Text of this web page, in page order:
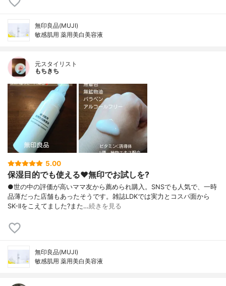
無印良品(MUJI)
敏感肌用 薬用美白美容液
元スタイリスト
もちきち
5.00
保湿目的でも使える♥️無印でお試しを?
●世の中の評価が高いママ友から薦められ購入。SNSでも人気で、一時
品薄だった店舗もあったそうです。雑誌LDKでは実力とコスパ面から
SK-IIをこえてました?また…続きを見る
無印良品(MUJI)
敏感肌用 薬用美白美容液